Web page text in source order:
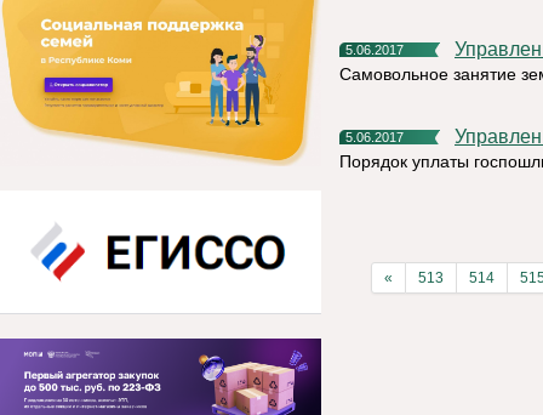
5.06.2017
Самовольное занятие
5.06.2017
Порядок уплаты
« 513 514